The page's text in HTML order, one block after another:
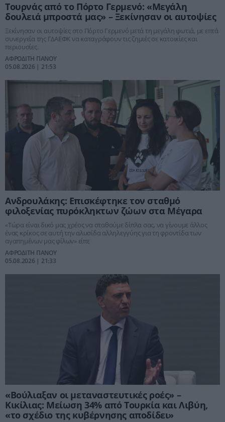
Τουρνάς από το Πόρτο Γερμενό: «Μεγάλη
δουλειά μπροστά μας» – Ξεκίνησαν οι αυτοψίες
Ξεκίνησαν οι αυτοψίες στο Πόρτο Γερμενό μετά τη μεγάλη φωτιά, με επτά
συνεργεία της ΓΔΑΕΦΚ να καταγράφουν τις ζημιές σε κατοικίες και
περιουσίες.
ΑΦΡΟΔΙΤΗ ΠΑΝΟΥ
05.08.2026 | 21:53
Ανδρουλάκης: Επισκέφτηκε τον σταθμό
φιλοξενίας πυρόκληκτων ζώων στα Μέγαρα
«Τώρα είναι δικό μας χρέος να σταθούμε δίπλα σας, να γίνουμε άλλος
ένας κρίκος σε αυτή την αλυσίδα αλληλεγγύης για τη φροντίδα των
αγαπημένων μας φίλων» είπε
ΑΦΡΟΔΙΤΗ ΠΑΝΟΥ
05.08.2026 | 21:33
«Βούλιαξαν οι μεταναστευτικές ροές» –
Κικίλιας: Μείωση 34% από Τουρκία και Λιβύη,
«το σχέδιο της κυβέρνησης αποδίδει»